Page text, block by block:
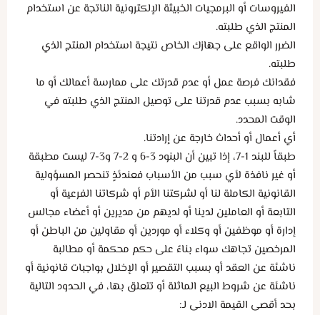
الفيروسات أو البرمجيات الخبيثة الإلكترونية الناتجة عن استخدام
المنتج الذي طلبته.
الضرر الواقع على جهازك الخاص نتيجة استخدام المنتج الذي
طلبته.
فقدانك فرصة عمل أو عدم قدرتك على ممارسة أعمالك أو ما
شابه بسبب عدم قدرتنا على توصيل المنتج الذي طلبته في
الوقت المحدد.
أي أعمال أو أحداث خارجة عن إرادتنا.
طبقاً للبند 1-7، إذا تبين أن البنود 3-6 و 2-7 و3-7 ليست مطبقة
أو غير نافذة لأي سبب من الأسباب فعندئذٍ تنحصر المسؤولية
القانونية الكاملة لنا أو لشركتنا الأم أو شركاتنا الفرعية أو
التابعة أو العاملين لدينا أو لديهم من مديرين أو أعضاء مجالس
إدارة أو موظفين أو وكلاء أو موردين أو مقاولين من الباطن أو
المرخصين تجاهك سواء بناءً على حكم محكمة أو مطالبة
ناشئة عن العقد أو بسبب التقصير أو الإخلال بواجبات قانونية أو
ناشئة عن شروط البيع الماثلة أو تتعلق بها، في الحدود التالية
بحد أقصى القيمة الادنى لـ: